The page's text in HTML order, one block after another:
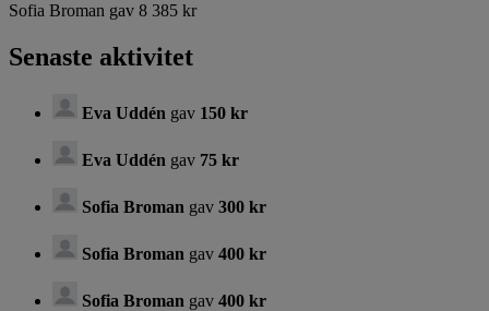
Sofia Broman gav 8 385 kr
Senaste aktivitet
Eva Uddén gav 150 kr
Eva Uddén gav 75 kr
Sofia Broman gav 300 kr
Sofia Broman gav 400 kr
Sofia Broman gav 400 kr